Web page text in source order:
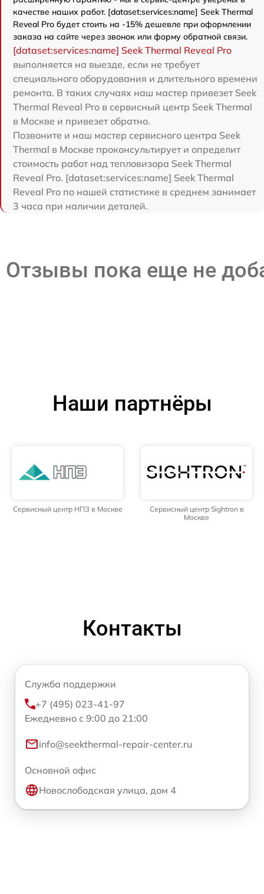
качестве наших работ. [dataset:services:name] Seek Thermal
Reveal Pro будет стоить на -15% дешевле при оформлении
заказа на сайте через звонок или форму обратной связи.
[dataset:services:name] Seek Thermal Reveal Pro
выполняется на выезде, если не требует
специального оборудования и длительного времени
ремонта. В таких случаях наш мастер привезет Seek
Thermal Reveal Pro в сервисный центр Seek Thermal
в Москве и привезет обратно.
Позвоните и наш мастер сервисного центра Seek
Thermal в Москве проконсультирует и определит
стоимость работ над тепловизора Seek Thermal
Reveal Pro. [dataset:services:name] Seek Thermal
Reveal Pro по нашей статистике в среднем занимает
3 часа при наличии деталей.
Отзывы пока еще не
Наши партнёры
Сервисный центр НПЗ в Москве
Сервисный центр Sightron в
Москве
Контакты
Служба поддержки
+7 (495) 023-41-97
Ежедневно с 9:00 до 21:00
info@seekthermal-repair-center.ru
Основной офис
Новослободская улица, дом 4